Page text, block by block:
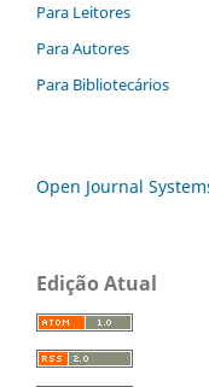
Para Leitores
Para Autores
Para Bibliotecários
Open Journal
Edição Atual